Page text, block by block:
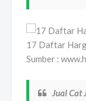
17 Daftar
Sumber :
Jual Cat